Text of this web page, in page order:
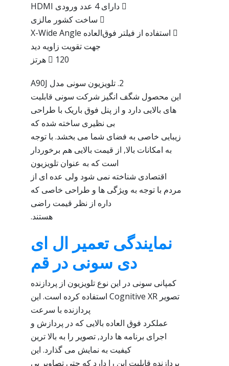
 دارای 4 عدد ورودی HDMI
 ساخت کشور مالزی
 استفاده از فیلتر فوق‌العاده X-Wide Angle
جهت تقویت زاویه دید
 120 هرتز
2. تلویزیون سونی مدل A90J
این محصول شگف انگیز شرکت سونی قابلیت
های بالایی دارد و از پنل فوق باریک با طراحی
بی نظیری ساخته شده که
زیبایی خاصی به فضای شما می بخشد. با توجه
به امکانات بالا, از قیمت بالایی هم برخوردار
است که به عنوان تلویزیون
اقتصادی شناخته نمی شود ولی عده ای از
مردم با توجه به ویژگی ها و طراحی خاصی که
داره از نظر قیمت راضی
هستند.
نمایندگی تعمیر ال ای
دی سونی در قم
کمپانی سونی در این نوع تلویزیون از پردازنده
تصویر Cognitive XR استفاده کرده است. این
پردازنده با سرعت
عملکرد فوق العاده بالایی که در پردازش و
اجرای برنامه ها دارد, تصویر را به بالا ترین
کیفیت به نمایش می گذارد. این
پردازنده قابلیت این را دارد که حتی تصاویر بی